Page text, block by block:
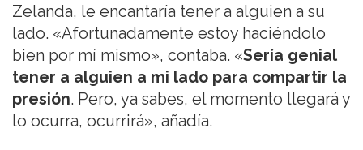
Zelanda, le encantaría tener a alguien a su
lado. «Afortunadamente estoy haciéndolo
bien por mí mismo», contaba. «Sería genial
tener a alguien a mi lado para compartir la
presión. Pero, ya sabes, el momento llegará y
lo ocurra, ocurrirá», añadía.